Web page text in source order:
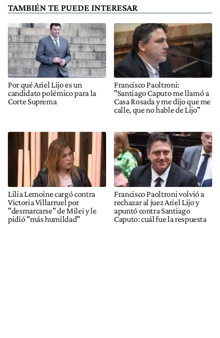
TAMBIÉN TE PUEDE INTERESAR
Por qué Ariel Lijo es un
candidato polémico para la
Corte Suprema
Francisco Paoltroni:
"Santiago Caputo me llamó a
Casa Rosada y me dijo que me
calle, que no hable de Lijo"
Lilia Lemoine cargó contra
Victoria Villarruel por
"desmarcarse" de Milei y le
pidió "más humildad"
Francisco Paoltroni volvió a
rechazar al juez Ariel Lijo y
apuntó contra Santiago
Caputo: cuál fue la respuesta